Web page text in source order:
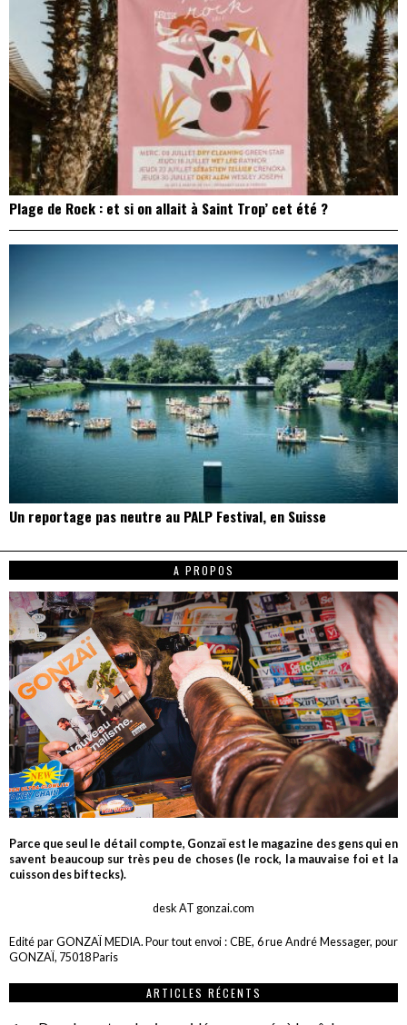
Plage de Rock : et si on allait à Saint Trop’ cet été ?
Un reportage pas neutre au PALP Festival, en Suisse
A PROPOS
Parce que seul le détail compte, Gonzaï est le magazine des gens qui en
savent beaucoup sur très peu de choses (le rock, la mauvaise foi et la
cuisson des biftecks).
desk AT gonzai.com
Edité par GONZAÏ MEDIA. Pour tout envoi : CBE, 6 rue André Messager, pour
GONZAÏ, 75018 Paris
ARTICLES RÉCENTS